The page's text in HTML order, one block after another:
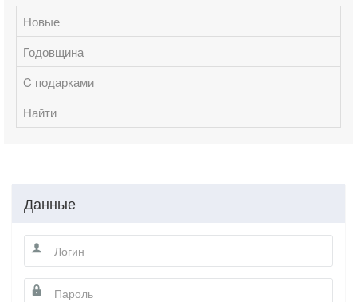
Новые
Годовщина
C подарками
Найти
Данные